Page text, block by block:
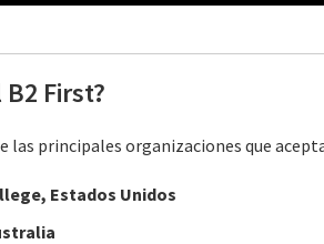
First?
las principales organizaciones que
Estados Unidos